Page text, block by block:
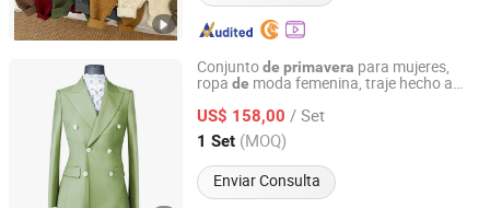
Conjuntode primavera para mujeres,
ropa de moda femenina, traje hecho a
US$ 158,00 / Set
1 Set (MOQ)
Enviar Consulta
SHANDONG AOSHI GARMENTS CO., LTD.
Shandong, China Desde 2021